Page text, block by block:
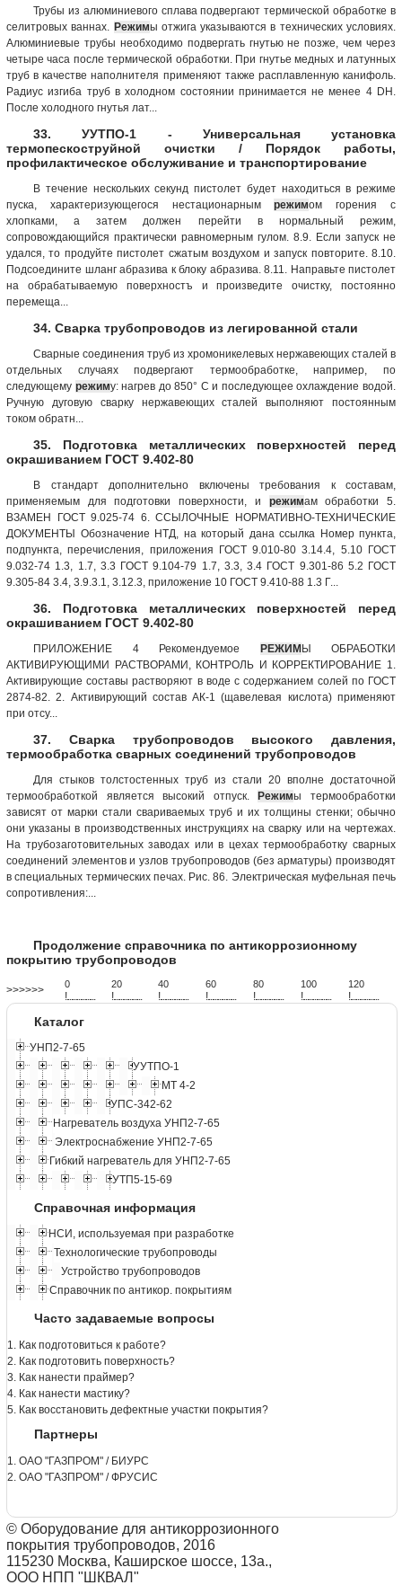
Трубы из алюминиевого сплава подвергают термической обработке в
селитровых ваннах. Режимы отжига указываются в технических условиях.
Алюминиевые трубы необходимо подвергать гнутью не позже, чем через
четыре часа после термической обработки. При гнутье медных и латунных
труб в качестве наполнителя применяют также расплавленную канифоль.
Радиус изгиба труб в холодном состоянии принимается не менее 4 DН.
После холодного гнутья лат...
33. УУТПО-1 - Универсальная установка
термопескоструйной очистки / Порядок работы,
профилактическое обслуживание и транспортирование
В течение нескольких секунд пистолет будет находиться в режиме
пуска, характеризующегося нестационарнымрежимом горения с
хлопками, а затем должен перейти в нормальный режим,
сопровождающийся практически равномерным гулом. 8.9. Если запуск не
удался, то продуйте пистолет сжатым воздухом и запуск повторите. 8.10.
Подсоедините шланг абразива к блоку абразива. 8.11. Направьте пистолет
на обрабатываемую поверхностъ и произведите очистку, постоянно
перемеща...
34. Сварка трубопроводов из легированной стали
Сварные соединения труб из хромоникелевых нержавеющих сталей в
отдельных случаях подвергают термообработке, например, по
следующему режиму: нагрев до 850° С и последующее охлаждение водой.
Ручную дуговую сварку нержавеющих сталей выполняют постоянным
током обратн...
35. Подготовка металлических поверхностей перед
окрашиванием ГОСТ 9.402-80
В стандарт дополнительно включены требования к составам,
применяемым для подготовки поверхности, и режимам обработки 5.
ВЗАМЕН ГОСТ 9.025-74 6. ССЫЛОЧНЫЕ НОРМАТИВНО-ТЕХНИЧЕСКИЕ
ДОКУМЕНТЫ Обозначение НТД, на который дана ссылка Номер пункта,
подпункта, перечисления, приложения ГОСТ 9.010-80 3.14.4, 5.10 ГОСТ
9.032-74 1.3, 1.7, 3.3 ГОСТ 9.104-79 1.7, 3.3, 3.4 ГОСТ 9.301-86 5.2 ГОСТ
9.305-84 3.4, 3.9.3.1, 3.12.3, приложение 10 ГОСТ 9.410-88 1.3 Г...
36. Подготовка металлических поверхностей перед
окрашиванием ГОСТ 9.402-80
ПРИЛОЖЕНИЕ 4 Рекомендуемое РЕЖИМЫ ОБРАБОТКИ
АКТИВИРУЮЩИМИ РАСТВОРАМИ, КОНТРОЛЬ И КОРРЕКТИРОВАНИЕ 1.
Активирующие составы растворяют в воде с содержанием солей по ГОСТ
2874-82. 2. Активирующий состав АК-1 (щавелевая кислота) применяют
при отсу...
37. Сварка трубопроводов высокого давления,
термообработка сварных соединений трубопроводов
Для стыков толстостенных труб из стали 20 вполне достаточной
термообработкой является высокий отпуск.Режимы термообработки
зависят от марки стали свариваемых труб и их толщины стенки; обычно
они указаны в производственных инструкциях на сварку или на чертежах.
На трубозаготовительных заводах или в цехах термообработку сварных
соединений элементов и узлов трубопроводов (без арматуры) производят
в специальных термических печах. Рис. 86. Электрическая муфельная печь
сопротивления:...
Продолжение справочника по антикоррозионному
покрытию трубопроводов
>>>>>> 0
!...................
20
!...................
40
!...................
60
!...................
80
!...................
100
!...................
120
!...................
Каталог
УНП2-7-65
УУТПО-1
МТ 4-2
УПС-342-62
Нагреватель воздуха УНП2-7-65
Электроснабжение УНП2-7-65
Гибкий нагреватель для УНП2-7-65
УТП5-15-69
Справочная информация
НСИ, используемая при разработке
Технологические трубопроводы
Устройство трубопроводов
Справочник по антикор. покрытиям
Часто задаваемые вопросы
1. Как подготовиться к работе?
2. Как подготовить поверхность?
3. Как нанести праймер?
4. Как нанести мастику?
5. Как восстановить дефектные участки покрытия?
Партнеры
1. ОАО "ГАЗПРОМ" / БИУРС
2. ОАО "ГАЗПРОМ" / ФРУСИС
© Оборудование для антикоррозионного
покрытия трубопроводов, 2016
115230 Москва, Каширское шоссе, 13а.,
ООО НПП "ШКВАЛ"